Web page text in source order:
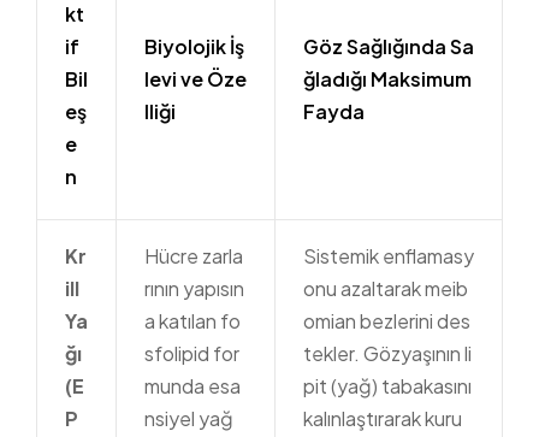
kt
if
Bil
eş
e
n
Biyolojik İş
levi ve Öze
lliği
Göz Sağlığında Sa
ğladığı Maksimum
Fayda
Kr
ill
Ya
ğı
(E
P
Hücre zarla
rının yapısın
a katılan fo
sfolipid for
munda esa
nsiyel yağ
Sistemik enflamasy
onu azaltarak meib
omian bezlerini des
tekler. Gözyaşının li
pit (yağ) tabakasını
kalınlaştırarak kuru